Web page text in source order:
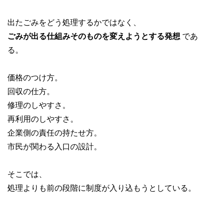
出たごみをどう処理するかではなく、
ごみが出る仕組みそのものを変えようとする発想 であ
る。
価格のつけ方。
回収の仕方。
修理のしやすさ。
再利用のしやすさ。
企業側の責任の持たせ方。
市民が関わる入口の設計。
そこでは、
処理よりも前の段階に制度が入り込もうとしている。